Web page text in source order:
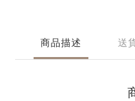
商品描述 送